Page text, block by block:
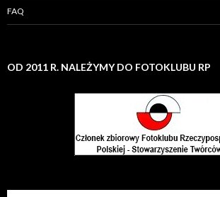
FAQ
OD 2011 R. NALEŻYMY DO FOTOKLUBU RP